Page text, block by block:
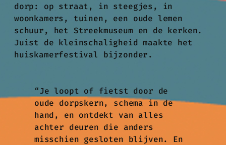
dorp: op straat, in steegjes, in
woonkamers, tuinen, een oude lemen
schuur, het Streekmuseum en de kerken.
Juist de kleinschaligheid maakte het
huiskamerfestival bijzonder.
“Je loopt of fietst door de
oude dorpskern, schema in de
hand, en ontdekt van alles
achter deuren die anders
misschien gesloten blijven. En